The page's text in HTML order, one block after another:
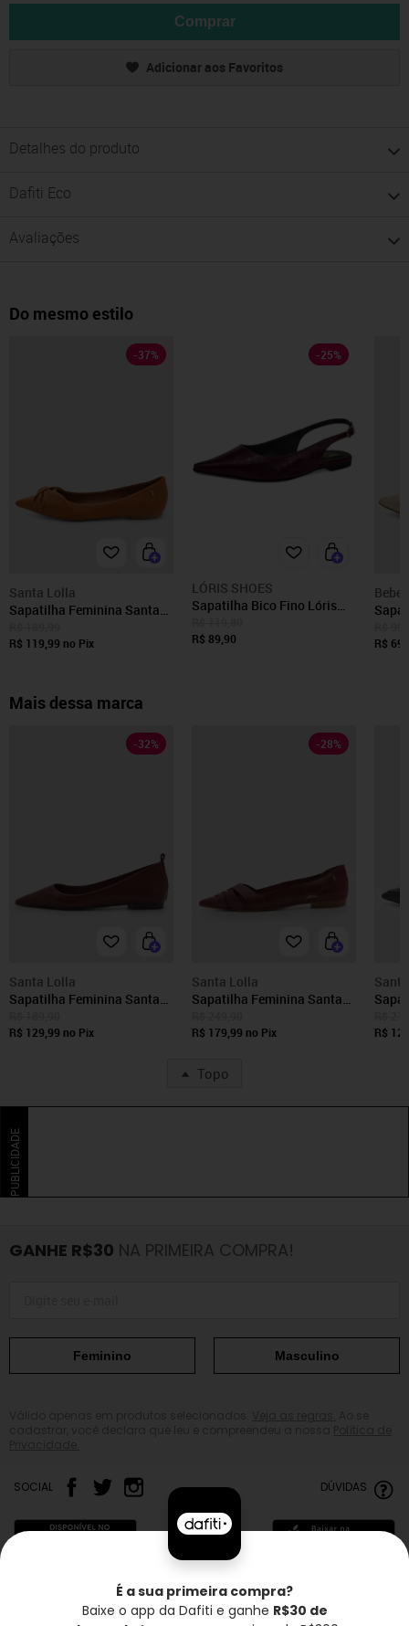
Comprar
Adicionar aos Favoritos
Detalhes do produto
Dafiti Eco
Avaliações
Do mesmo estilo
-37%
Santa Lolla
Sapatilha Feminina Santa
Caramelo
R$ 119,99 no Pix
-25%
LÓRIS SHOES
Sapatilha Bico Fino Lóris
Verniz Texturizado
R$ 89,90
R$
Mais dessa marca
-32%
Santa Lolla
Sapatilha Feminina Santa
R$ 129,99 no Pix
-28%
Santa Lolla
Sapatilha Feminina Santa
R$ 179,99 no Pix
R$
Topo
PUBLICIDADE
GANHE R$30 NA PRIMEIRA COMPRA!
Feminino Masculino
SOCIAL DÚVIDAS
Frete grátis* Troca grátis Entrega rápida
É a sua primeira compra?
Baixe o app da Dafiti e ganhe R$30 de